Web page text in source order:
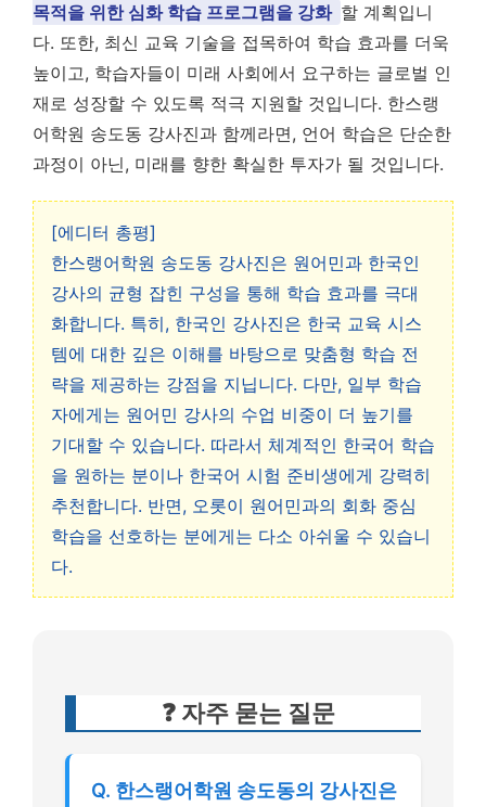
목적을 위한 심화 학습 프로그램을 강화 할 계획입니
다. 또한, 최신 교육 기술을 접목하여 학습 효과를 더욱
높이고, 학습자들이 미래 사회에서 요구하는 글로벌 인
재로 성장할 수 있도록 적극 지원할 것입니다. 한스랭
어학원 송도동 강사진과 함께라면, 언어 학습은 단순한
과정이 아닌, 미래를 향한 확실한 투자가 될 것입니다.
[에디터 총평]
한스랭어학원 송도동 강사진은 원어민과 한국인
강사의 균형 잡힌 구성을 통해 학습 효과를 극대
화합니다. 특히, 한국인 강사진은 한국 교육 시스
템에 대한 깊은 이해를 바탕으로 맞춤형 학습 전
략을 제공하는 강점을 지닙니다. 다만, 일부 학습
자에게는 원어민 강사의 수업 비중이 더 높기를
기대할 수 있습니다. 따라서 체계적인 한국어 학습
을 원하는 분이나 한국어 시험 준비생에게 강력히
추천합니다. 반면, 오롯이 원어민과의 회화 중심
학습을 선호하는 분에게는 다소 아쉬울 수 있습니
다.
❓ 자주 묻는 질문
Q. 한스랭어학원 송도동의 강사진은